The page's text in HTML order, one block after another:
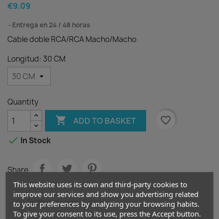
€9.09
Entrega en 24 / 48 horas
Cable doble RCA/RCA Macho/Macho
Longitud: 30 CM
Quantity
 ADD TO BASKET
favorite_border
 In Stock
Share
Política de seguridad
This website uses its own and third-party cookies to
improve our services and show you advertising related
to your preferences by analyzing your browsing habits.
To give your consent to its use, press the Accept button.